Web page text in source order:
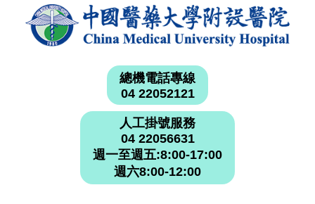
總機電話專線
04 22052121
人工掛號服務
04 22056631
週一至週五:8:00-17:00
週六8:00-12:00